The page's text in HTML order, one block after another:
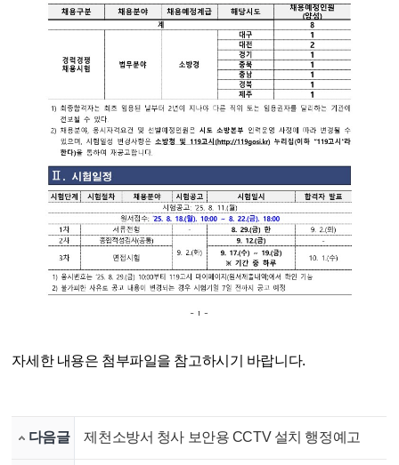
자세한 내용은 첨부파일을 참고하시기 바랍니다.
다음글 제천소방서 청사 보안용 CCTV 설치 행정예고